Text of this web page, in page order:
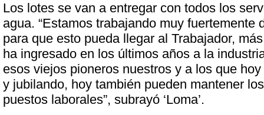
Los lotes se van a entregar con todos los
agua. “Estamos trabajando muy fuertemente
para que esto pueda llegar al Trabajador,
ha ingresado en los últimos años a la
esos viejos pioneros nuestros y a los que
y jubilando, hoy también pueden mantener
puestos laborales”, subrayó ‘Loma’.